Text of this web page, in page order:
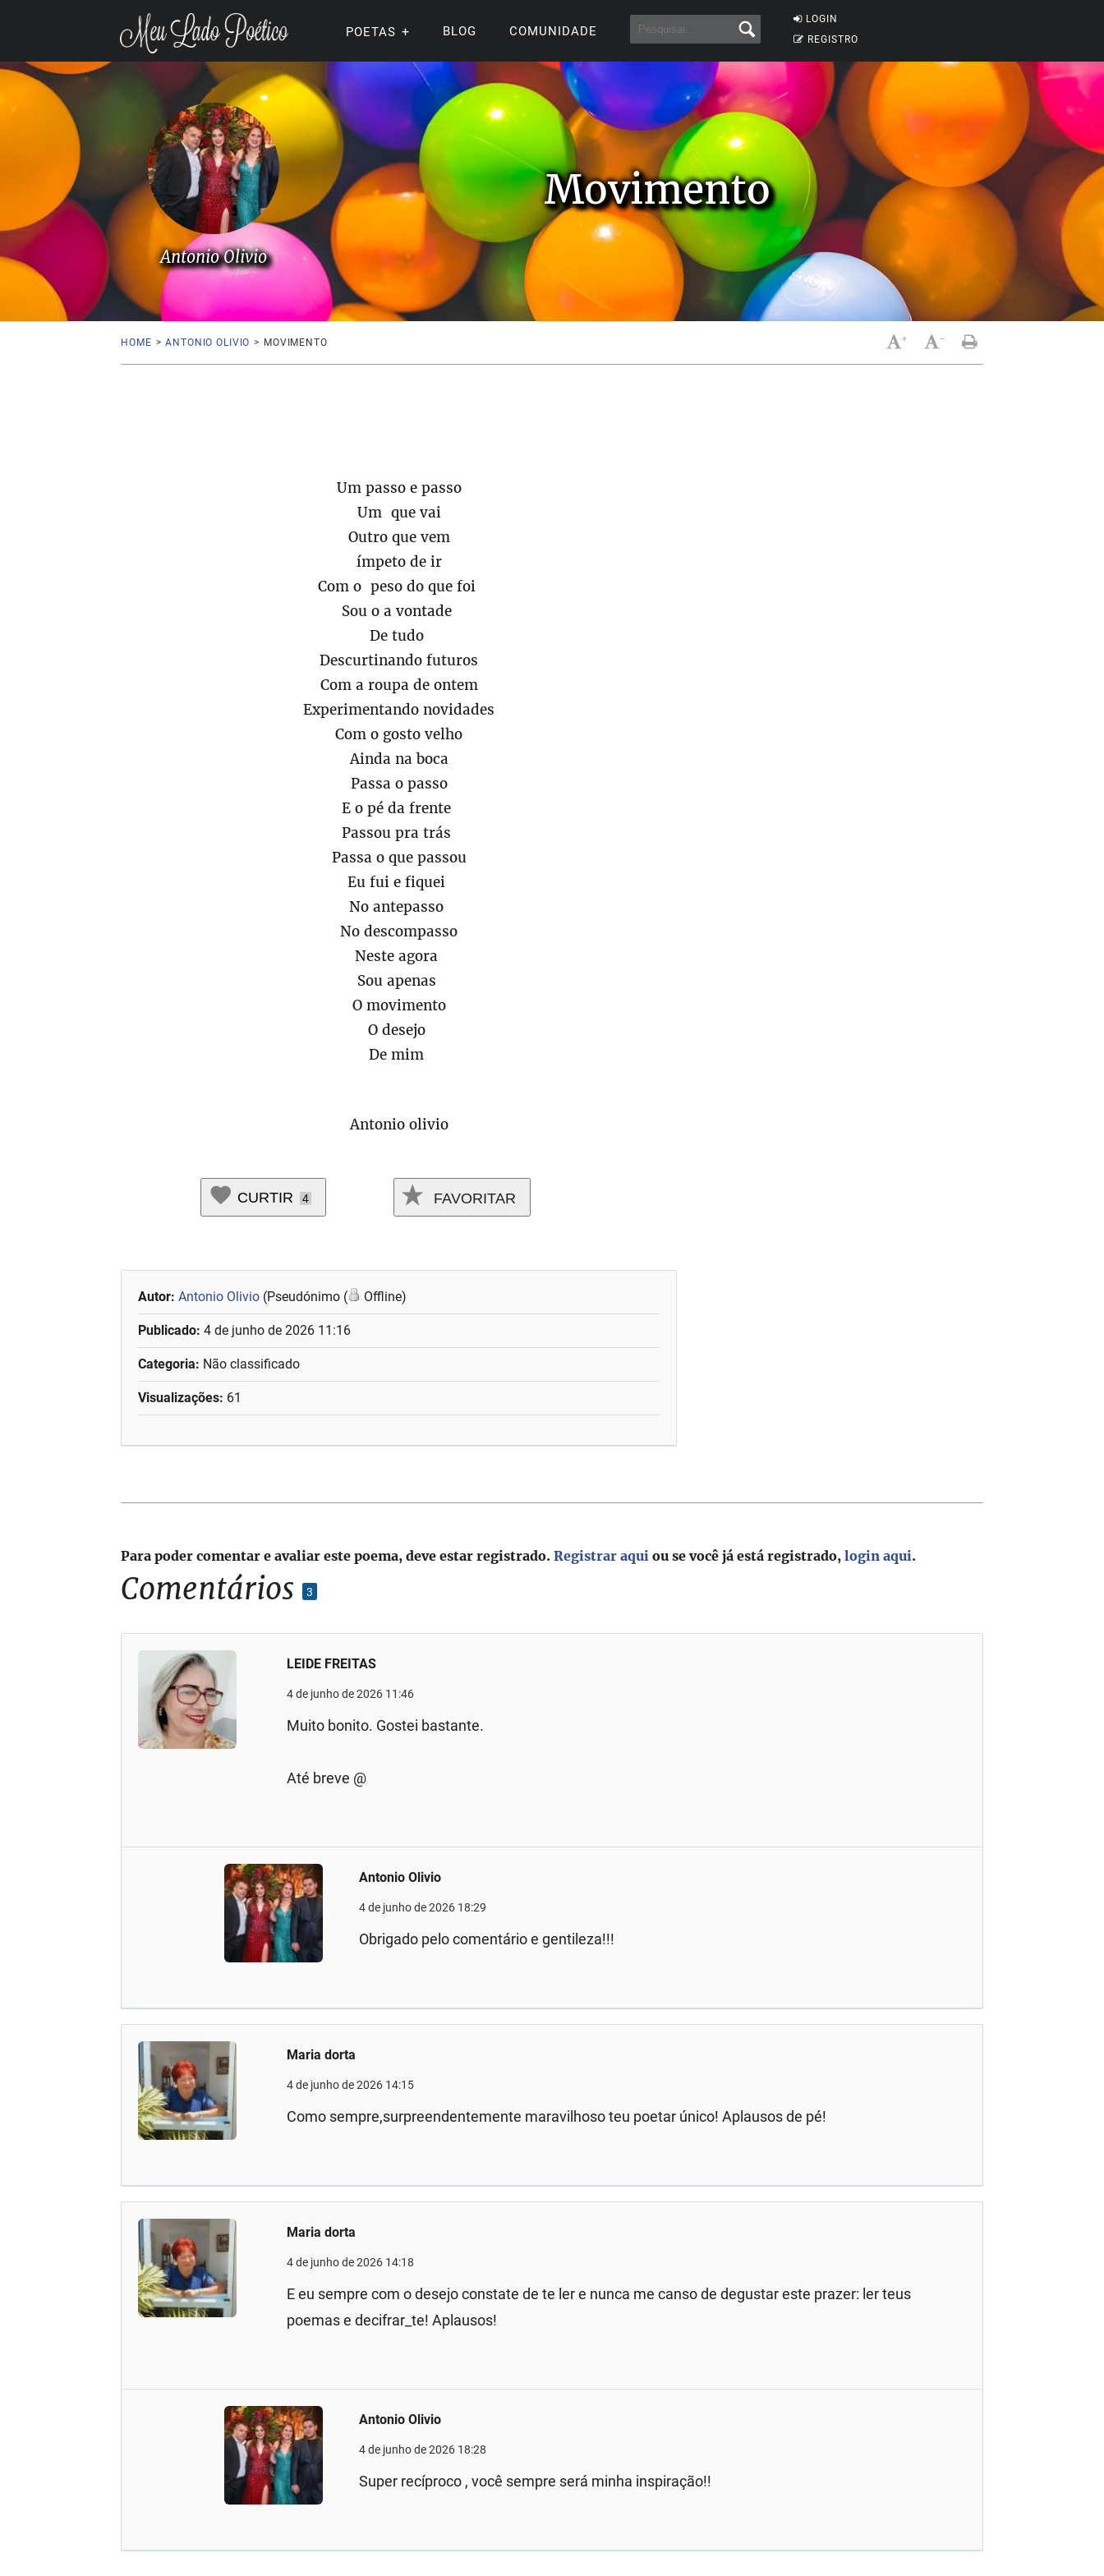
LOGIN
REGISTRO
POETAS BLOG COMUNIDADE
Movimento
Antonio Olivio
HOME > ANTONIO OLIVIO > MOVIMENTO + -
Um passo e passo
Um que vai
Outro que vem
ímpeto de ir
Com o peso do que foi
Sou o a vontade
De tudo
Descurtinando futuros
Com a roupa de ontem
Experimentando novidades
Com o gosto velho
Ainda na boca
Passa o passo
E o pé da frente
Passou pra trás
Passa o que passou
Eu fui e fiquei
No antepasso
No descompasso
Neste agora
Sou apenas
O movimento
O desejo
De mim
Antonio olivio
CURTIR 4 FAVORITAR
Autor:Antonio Olivio (Pseudónimo ( Offline)
Publicado:4 de junho de 2026 11:16
Categoria: Não classificado
Visualizações: 61
Comentários 3
LEIDE FREITAS
4 de junho de 2026 11:46
Muito bonito. Gostei bastante.
Até breve @
Antonio Olivio
4 de junho de 2026 18:29
Obrigado pelo comentário e gentileza!!!
Maria dorta
4 de junho de 2026 14:15
Como sempre,surpreendentemente maravilhoso teu poetar único! Aplausos de pé!
Maria dorta
4 de junho de 2026 14:18
E eu sempre com o desejo constate de te ler e nunca me canso de degustar este prazer: ler teus
poemas e decifrar_te! Aplausos!
Antonio Olivio
4 de junho de 2026 18:28
Super recíproco , você sempre será minha inspiração!!
Para poder comentar e avaliar este poema, deve estar registrado.Registrar aqui ou se você já está registrado,login aqui.